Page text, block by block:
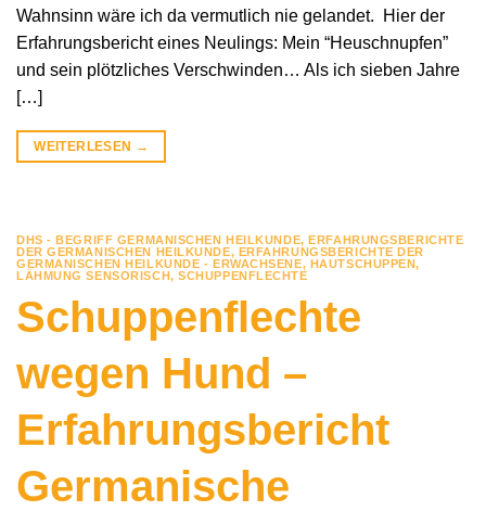
Wahnsinn wäre ich da vermutlich nie gelandet. Hier der
Erfahrungsbericht eines Neulings: Mein “Heuschnupfen”
und sein plötzliches Verschwinden… Als ich sieben Jahre
[…]
WEITERLESEN →
DHS - BEGRIFF GERMANISCHEN HEILKUNDE,ERFAHRUNGSBERICHTE
DER GERMANISCHEN HEILKUNDE, ERFAHRUNGSBERICHTE DER
GERMANISCHEN HEILKUNDE - ERWACHSENE, HAUTSCHUPPEN,
LÄHMUNG SENSORISCH,SCHUPPENFLECHTE
Schuppenflechte
wegen Hund –
Erfahrungsbericht
Germanische